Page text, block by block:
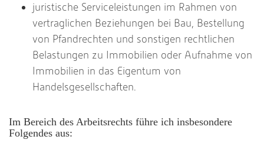
juristische Serviceleistungen im Rahmen von
vertraglichen Beziehungen bei Bau, Bestellung
von Pfandrechten und sonstigen rechtlichen
Belastungen zu Immobilien oder Aufnahme von
Immobilien in das Eigentum von
Handelsgesellschaften.
Im Bereich des Arbeitsrechts führe ich insbesondere
Folgendes aus: